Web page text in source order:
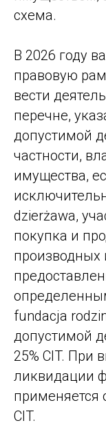
схема.
В 2026 году
правовую
вести
перечне,
допустимой
частности,
имущества,
dzierżawa,
покупка и
производных
fundacja
допустимой
25% CIT. При
ликвидации
применяется
CIT.